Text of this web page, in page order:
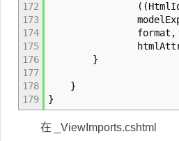
172
173
174
175
176
177
178
179
( (
format,
}
}
}
在 _ViewImports.cshtml